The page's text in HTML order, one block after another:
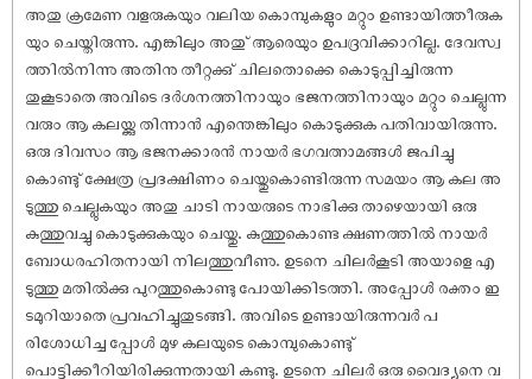
അതു ക്രമേണ വളരുകയും വലിയ കൊമ്പുകളും മറ്റും ഉണ്ടായിത്തീരുക
യും ചെയ്തിരുന്നു. എങ്കിലും അതു് ആരെയും ഉപദ്രവിക്കാറില്ല. ദേവസ്വ
ത്തിൽനിന്നു അതിനു തീറ്റക്കു് ചിലതൊക്കെ കൊടുപ്പിച്ചിരുന്ന
തുകൂടാതെ അവിടെ ദർശനത്തിനായും ഭജനത്തിനായും മറ്റും ചെല്ലുന്ന
വരും ആ കലയ്ക്കു തിന്നാൻ എന്തെങ്കിലും കൊടുക്കുക പതിവായിരുന്നു.
ഒരു ദിവസം ആ ഭജനക്കാരൻ നായർ ഭഗവത്നാമങ്ങൾ ജപിച്ചു
കൊണ്ടു് ക്ഷേത്ര പ്രദക്ഷിണം ചെയ്തുകൊണ്ടിരുന്ന സമയം ആ കല അ
ടുത്തു ചെല്ലുകയും അതു ചാടി നായരുടെ നാഭിക്കു താഴെയായി ഒരു
കുത്തുവച്ചു കൊടുക്കുകയും ചെയ്തു. കുത്തുകൊണ്ട ക്ഷണത്തിൽ നായർ
ബോധരഹിതനായി നിലത്തുവീണു. ഉടനെ ചിലർകൂടി അയാളെ എ
ടുത്തു മതിൽക്കു പുറത്തുകൊണ്ടു പോയിക്കിടത്തി. അപ്പോൾ രക്തം ഇ
ടമുറിയാതെ പ്രവഹിച്ചുതുടങ്ങി. അവിടെ ഉണ്ടായിരുന്നവർ പ
രിശോധിച്ച പ്പോൾ മുഴ കലയുടെ കൊമ്പുകൊണ്ടു്
പൊട്ടിക്കീറിയിരിക്കുന്നതായി കണ്ടു. ഉടനെ ചിലർ ഒരു വൈദ്യനെ വ